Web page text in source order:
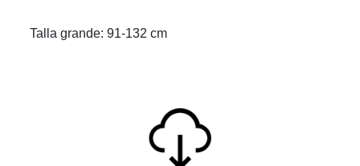
Talla grande: 91-132 cm